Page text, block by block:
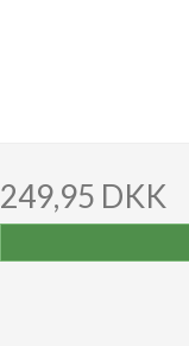
249,95 DKK